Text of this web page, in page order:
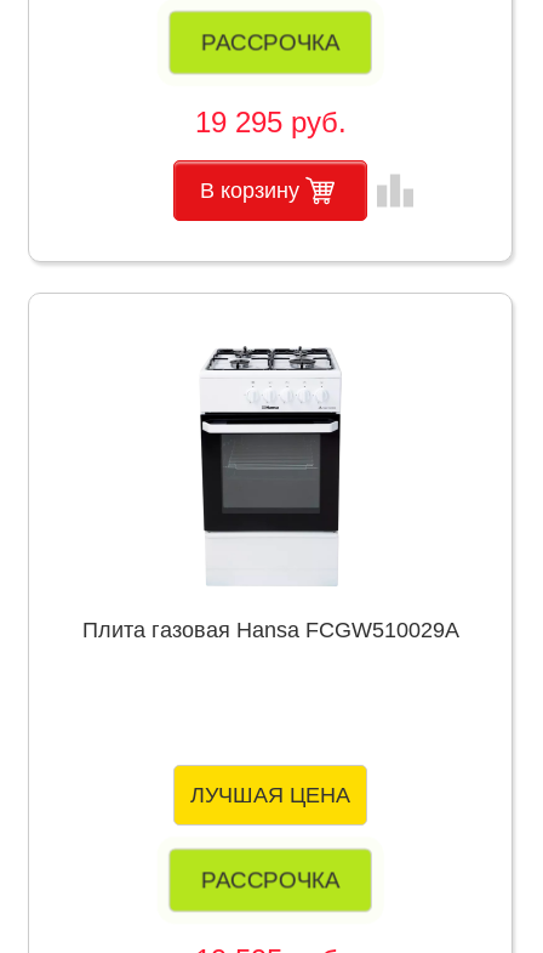
РАССРОЧКА
19 295 руб.
В корзину leaderboard
Плита газовая Hansa FCGW510029A
ЛУЧШАЯ ЦЕНА
РАССРОЧКА